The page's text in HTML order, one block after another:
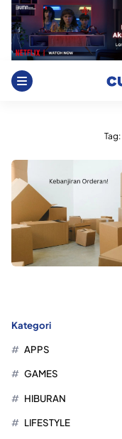
Skip
content
Tag:
Kategori
APPS
GAMES
HIBURAN
LIFESTYLE